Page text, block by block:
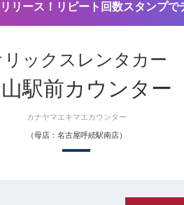
リース！リピート回数スタンプで
リックスレンタカー
駅前カウンター
カナヤマエキマエカウンター
（母店：名古屋呼続駅南店）